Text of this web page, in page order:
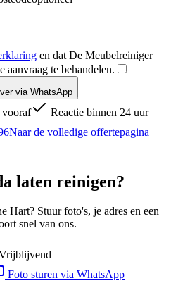
en dat De Meubelreiniger
aanvraag te behandelen.
via WhatsApp
vooraf
Reactie binnen 24 uur
Naar de volledige offertepagina
laten reinigen?
Hart? Stuur foto's, je adres en een
snel van ons.
Foto sturen via WhatsApp